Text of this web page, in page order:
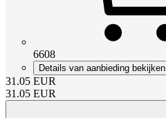
6608
Details van aanbieding bekijken
31.05 EUR
31.05 EUR